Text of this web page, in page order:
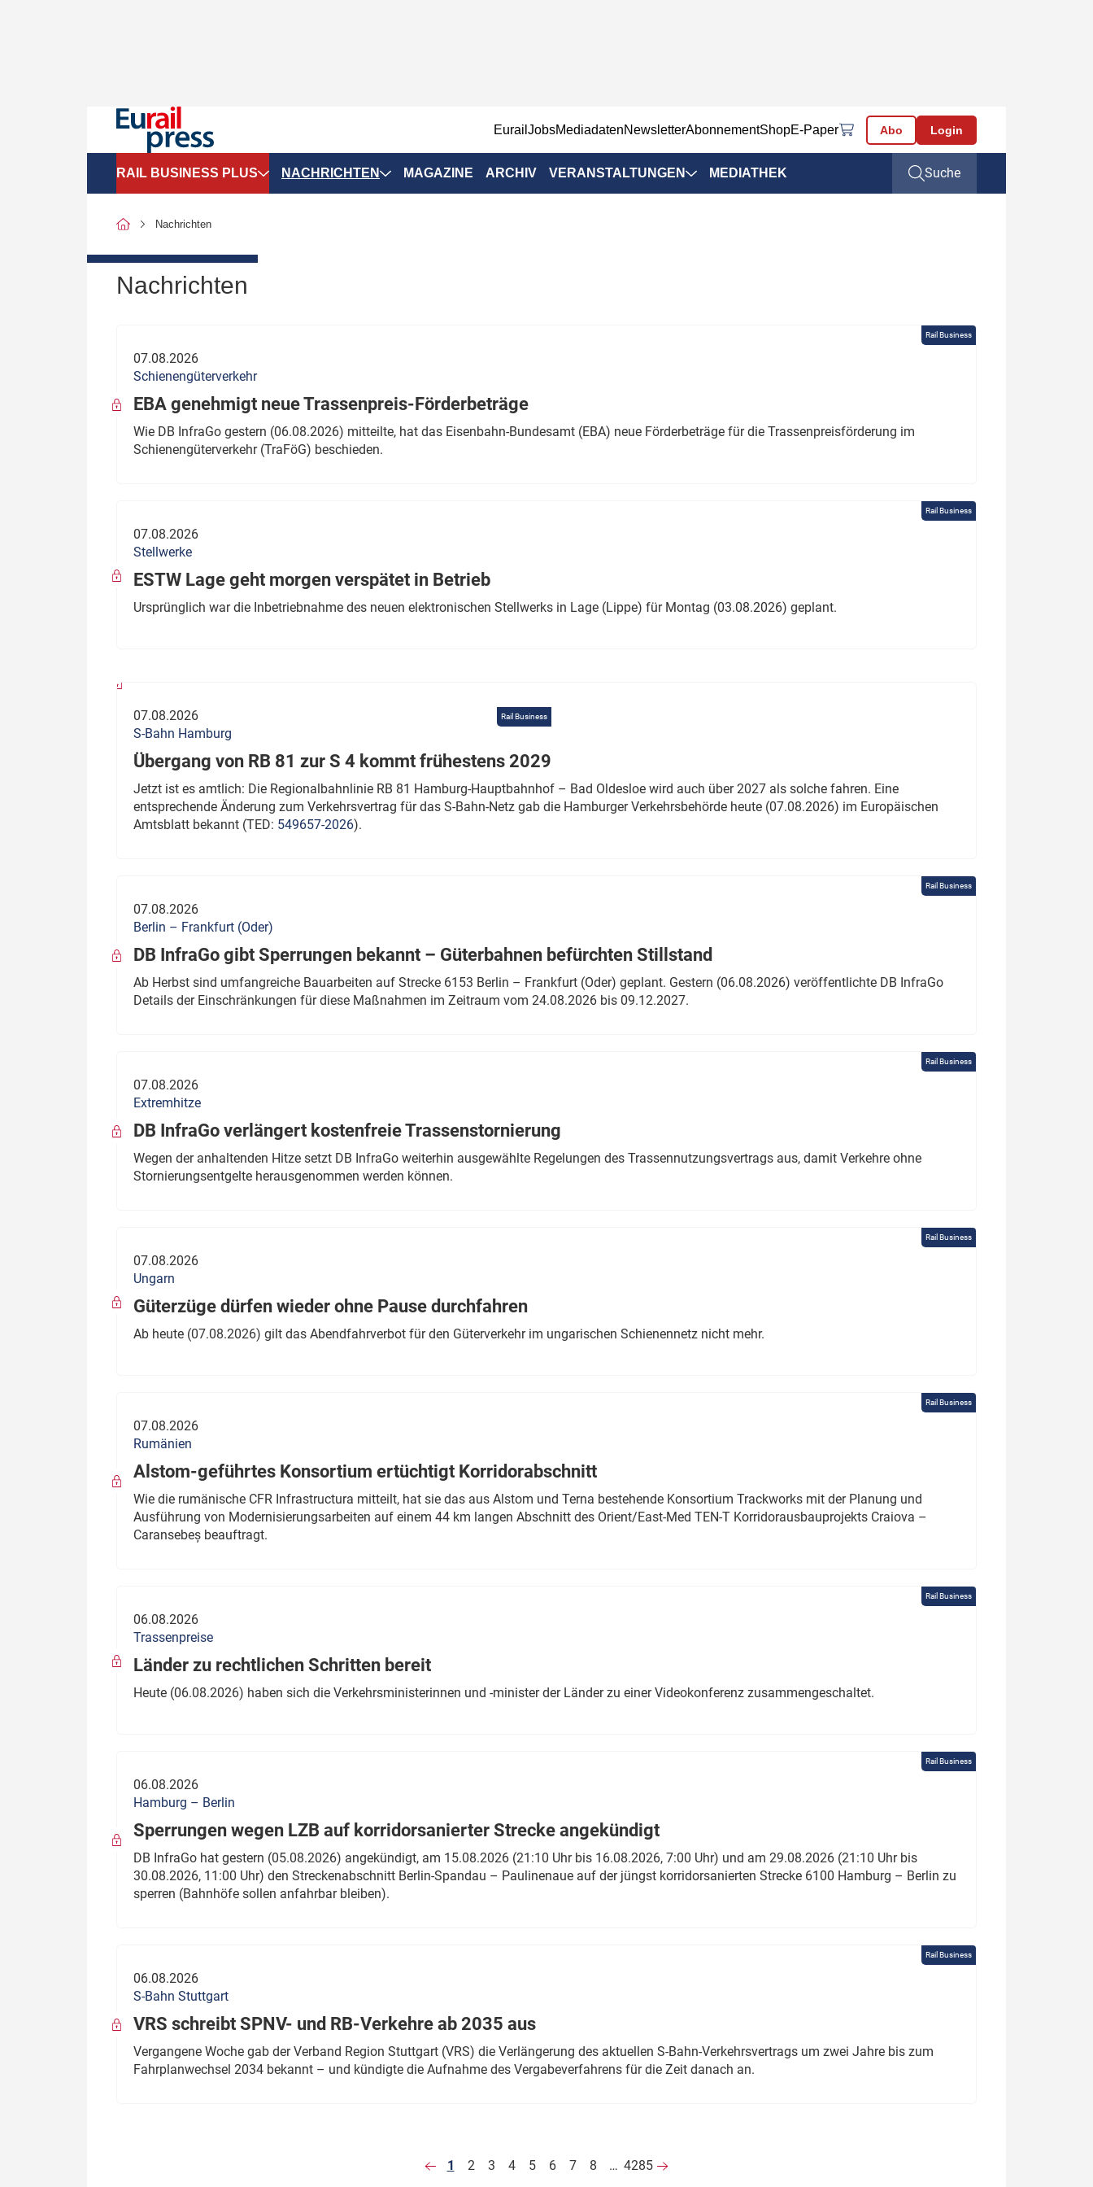
EurailJobsMediadatenNewsletterAbonnementShopE-Paper Abo Login
RAIL BUSINESS PLUS
SPNV-Marktdaten
Politik
Verbände: Wer spricht für
wen?
Thema des Monats
Dossier: Generalsanierung
Dossier: ETCS
NACHRICHTEN
Infrastruktur & Ausrüstung
ÖPNV
MAGAZINE ARCHIV VERANSTALTUNGEN MEDIATHEK Suche
Nachrichten
Nachrichten
Rail Business
07.08.2026
Schienengüterverkehr
EBA genehmigt neue Trassenpreis-Förderbeträge
Wie DB InfraGo gestern (06.08.2026) mitteilte, hat das Eisenbahn-Bundesamt (EBA) neue Förderbeträge für die Trassenpreisförderung im
Schienengüterverkehr (TraFöG) beschieden.
Rail Business
07.08.2026
Stellwerke
ESTW Lage geht morgen verspätet in Betrieb
Ursprünglich war die Inbetriebnahme des neuen elektronischen Stellwerks in Lage (Lippe) für Montag (03.08.2026) geplant.
Rail Business
07.08.2026
S-Bahn Hamburg
Übergang von RB 81 zur S 4 kommt frühestens 2029
Jetzt ist es amtlich: Die Regionalbahnlinie RB 81 Hamburg-Hauptbahnhof – Bad Oldesloe wird auch über 2027 als solche fahren. Eine
entsprechende Änderung zum Verkehrsvertrag für das S-Bahn-Netz gab die Hamburger Verkehrsbehörde heute (07.08.2026) im Europäischen
Amtsblatt bekannt (TED: 549657-2026).
Rail Business
07.08.2026
Berlin – Frankfurt (Oder)
DB InfraGo gibt Sperrungen bekannt – Güterbahnen befürchten Stillstand
Ab Herbst sind umfangreiche Bauarbeiten auf Strecke 6153 Berlin – Frankfurt (Oder) geplant. Gestern (06.08.2026) veröffentlichte DB InfraGo
Details der Einschränkungen für diese Maßnahmen im Zeitraum vom 24.08.2026 bis 09.12.2027.
Rail Business
07.08.2026
Extremhitze
DB InfraGo verlängert kostenfreie Trassenstornierung
Wegen der anhaltenden Hitze setzt DB InfraGo weiterhin ausgewählte Regelungen des Trassennutzungsvertrags aus, damit Verkehre ohne
Stornierungsentgelte herausgenommen werden können.
Rail Business
07.08.2026
Ungarn
Güterzüge dürfen wieder ohne Pause durchfahren
Ab heute (07.08.2026) gilt das Abendfahrverbot für den Güterverkehr im ungarischen Schienennetz nicht mehr.
Rail Business
07.08.2026
Rumänien
Alstom-geführtes Konsortium ertüchtigt Korridorabschnitt
Wie die rumänische CFR Infrastructura mitteilt, hat sie das aus Alstom und Terna bestehende Konsortium Trackworks mit der Planung und
Ausführung von Modernisierungsarbeiten auf einem 44 km langen Abschnitt des Orient/East-Med TEN-T Korridorausbauprojekts Craiova –
Caransebeș beauftragt.
Rail Business
06.08.2026
Trassenpreise
Länder zu rechtlichen Schritten bereit
Heute (06.08.2026) haben sich die Verkehrsministerinnen und -minister der Länder zu einer Videokonferenz zusammengeschaltet.
Rail Business
06.08.2026
Hamburg – Berlin
Sperrungen wegen LZB auf korridorsanierter Strecke angekündigt
DB InfraGo hat gestern (05.08.2026) angekündigt, am 15.08.2026 (21:10 Uhr bis 16.08.2026, 7:00 Uhr) und am 29.08.2026 (21:10 Uhr bis
30.08.2026, 11:00 Uhr) den Streckenabschnitt Berlin-Spandau – Paulinenaue auf der jüngst korridorsanierten Strecke 6100 Hamburg – Berlin zu
sperren (Bahnhöfe sollen anfahrbar bleiben).
Rail Business
06.08.2026
S-Bahn Stuttgart
VRS schreibt SPNV- und RB-Verkehre ab 2035 aus
Vergangene Woche gab der Verband Region Stuttgart (VRS) die Verlängerung des aktuellen S-Bahn-Verkehrsvertrags um zwei Jahre bis zum
Fahrplanwechsel 2034 bekannt – und kündigte die Aufnahme des Vergabeverfahrens für die Zeit danach an.
1 2 3 4 5 6 7 8 … 4285